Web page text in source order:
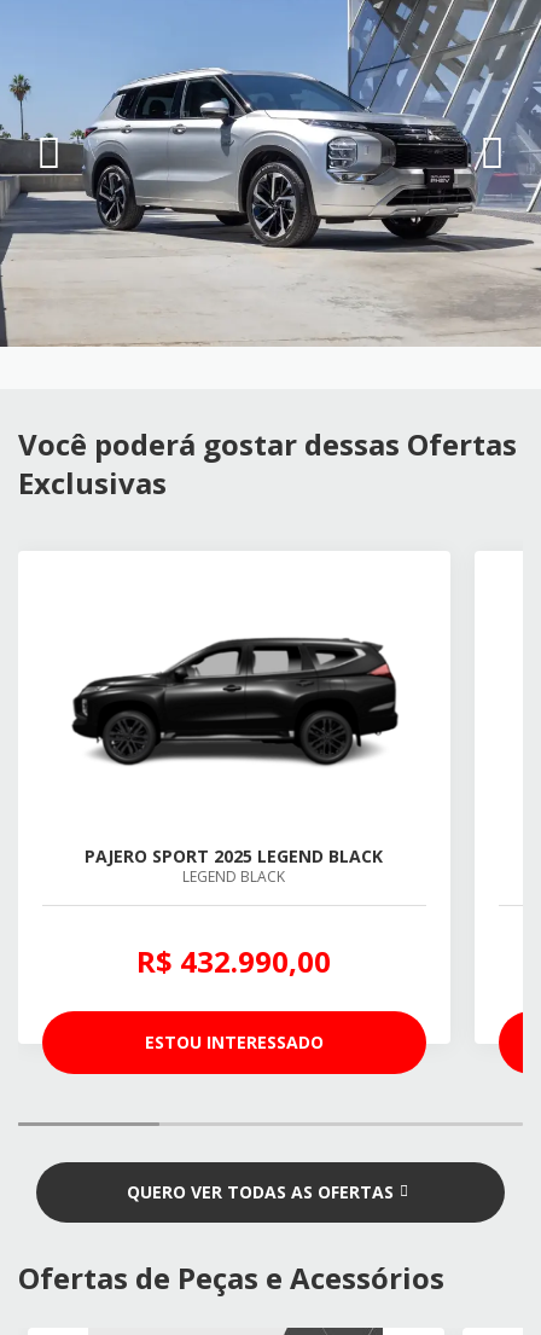
Você poderá gostar dessas Ofertas
Exclusivas
PAJERO SPORT 2025 LEGEND BLACK
LEGEND BLACK
R$ 432.990,00
ESTOU INTERESSADO
QUERO VER TODAS AS OFERTAS
Ofertas de Peças e Acessórios